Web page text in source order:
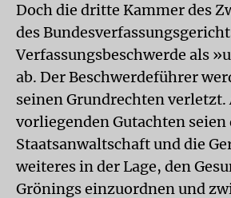
Doch die dritte Kammer des
des
Verfassungsbeschwerde als
ab. Der Beschwerdeführer
seinen Grundrechten verletzt.
vorliegenden Gutachten seien
Staatsanwaltschaft und die
weiteres in der Lage, den
Grönings einzuordnen und